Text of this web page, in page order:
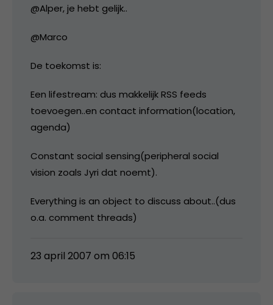
@Alper, je hebt gelijk..
@Marco
De toekomst is:
Een lifestream: dus makkelijk RSS feeds
toevoegen..en contact information(location,
agenda)
Constant social sensing(peripheral social
vision zoals Jyri dat noemt).
Everything is an object to discuss about..(dus
o.a. comment threads)
23 april 2007 om 06:15